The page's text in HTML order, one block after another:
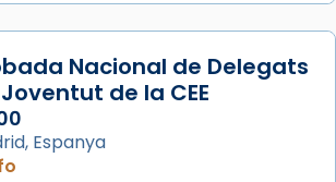
Nacional de Delegats
de la CEE
Espanya